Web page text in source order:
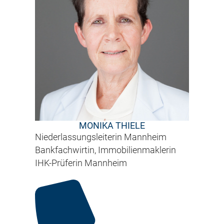
MONIKA THIELE
Niederlassungsleiterin Mannheim
Bankfachwirtin, Immobilienmaklerin
IHK-Prüferin Mannheim